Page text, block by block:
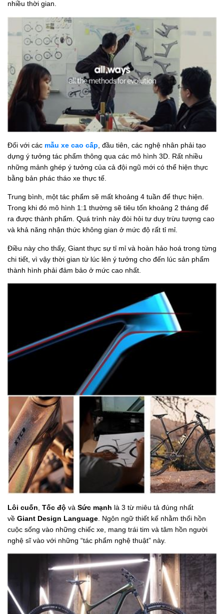
nhiều thời gian.
Đối với các mẫu xe cao cấp , đầu tiên, các nghệ nhân phải tạo
dựng ý tưởng tác phẩm thông qua các mô hình 3D. Rất nhiều
những mảnh ghép ý tưởng của cả đội ngũ mới có thể hiện thực
bằng bản phác tháo xe thực tế.
Trung bình, một tác phẩm sẽ mất khoảng 4 tuần để thực hiện.
Trong khi đó mô hình 1:1 thường sẽ tiêu tốn khoảng 2 tháng để
ra được thành phẩm. Quá trình này đòi hỏi tư duy trừu tượng cao
và khả năng nhận thức không gian ở mức độ rất tỉ mỉ.
Điều này cho thấy, Giant thực sự tỉ mỉ và hoàn hảo hoá trong từng
chi tiết, vì vậy thời gian từ lúc lên ý tưởng cho đến lúc sản phẩm
thành hình phải đảm bảo ở mức cao nhất.
Lôi cuốn, Tốc độ và Sức mạnh là 3 từ miêu tả đúng nhất
về Giant Design Language. Ngôn ngữ thiết kế nhằm thổi hồn
cuộc sống vào những chiếc xe, mang trái tim và tâm hồn người
nghệ sĩ vào với những “tác phẩm nghệ thuật” này.